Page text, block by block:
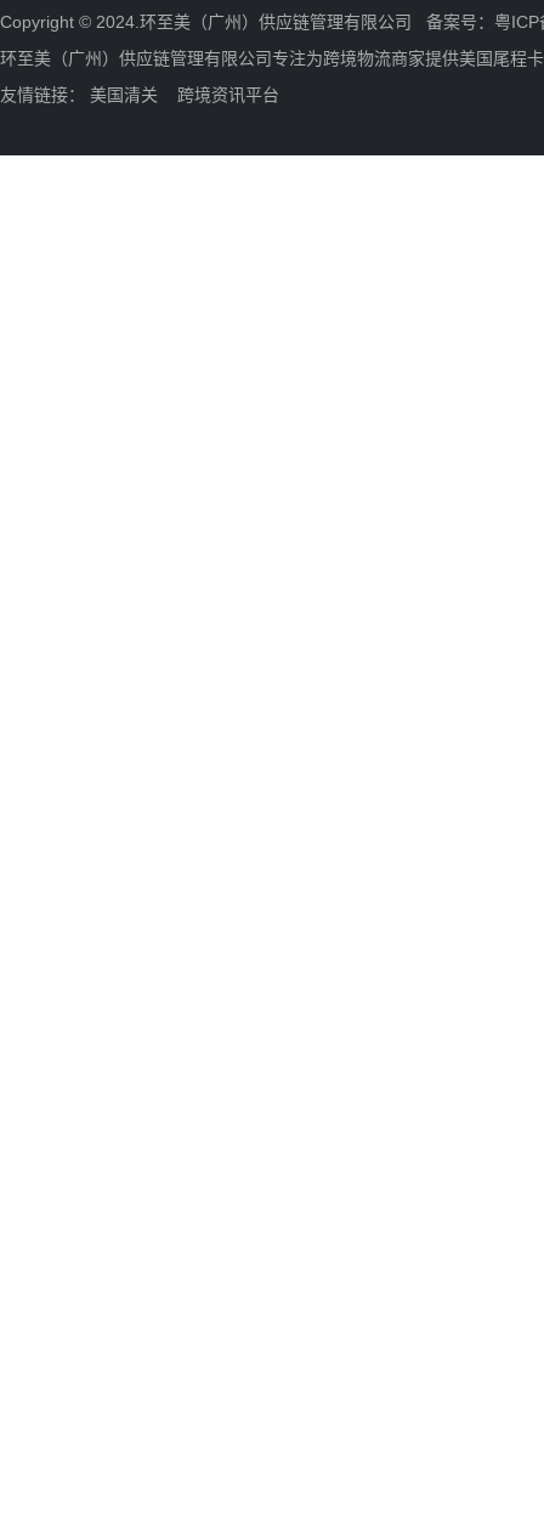
Copyright © 2024.环至美（广州）供应链管理有限公司 备案号： 粤
环至美（广州）供应链管理有限公司专注为跨境物流商家提供美国尾程
友情链接： 美国清关 跨境资讯平台